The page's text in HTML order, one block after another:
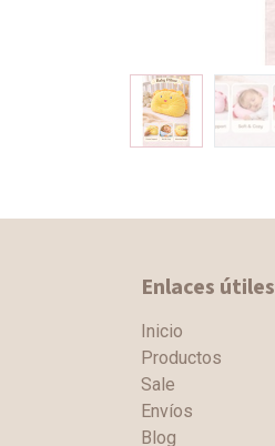
Enlaces útiles
Inicio
Productos
Sale
Envíos
Blog